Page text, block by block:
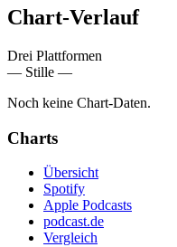
Chart-Verlauf
Drei Plattformen
— Stille —
Noch keine Chart-Daten.
Charts
Übersicht
Spotify
Apple Podcasts
podcast.de
Vergleich